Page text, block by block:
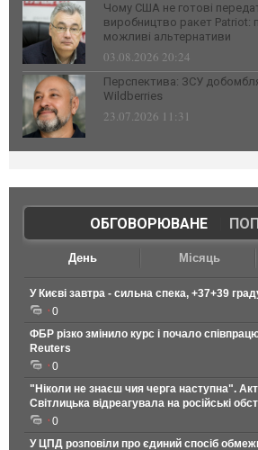
Чому США не готові
виробництво ракет Patriot:
можливі альтернативи
03.08.2026 20:24
Перспектива: ЗСУ
Wildberries
23.07.2026 11:31
ОБГОВОРЮВАНЕ|
День Місяць
У Києві завтра - сильна спека, +37+39
0
ФБР різко змінило курс і почало
Reuters
0
"Ніколи не знаєш чия черга наступна".
Світлицька відреагувала на російські
0
У ЦПД розповіли про єдиний спосіб